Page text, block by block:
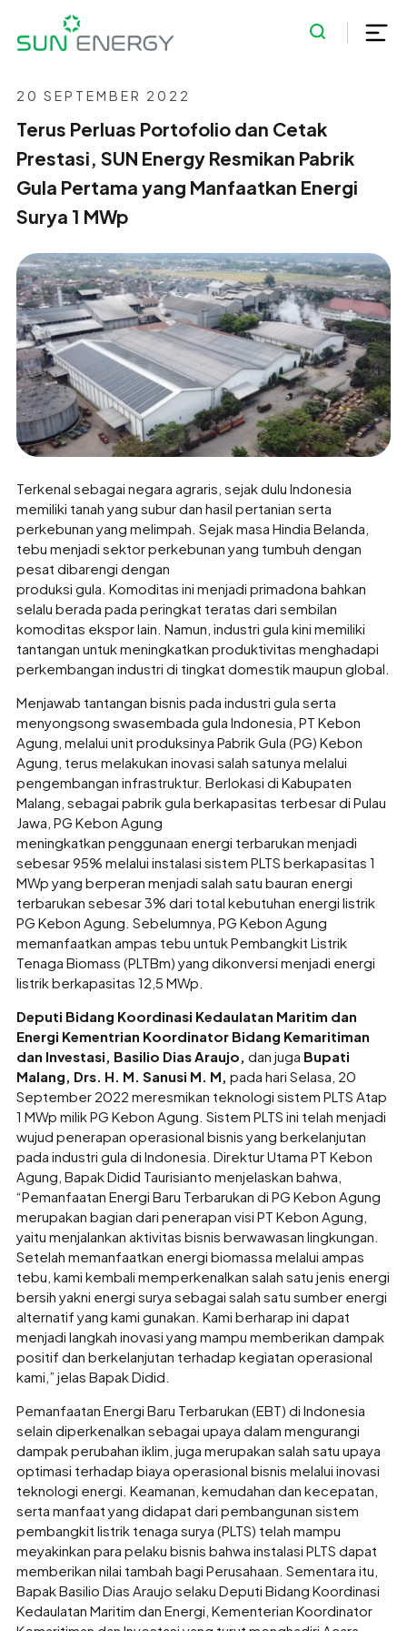
20 SEPTEMBER 2022
Terus Perluas Portofolio dan Cetak
Prestasi, SUN Energy Resmikan Pabrik
Gula Pertama yang Manfaatkan Energi
Surya 1 MWp
Terkenal sebagai negara agraris, sejak dulu Indonesia
memiliki tanah yang subur dan hasil pertanian serta
perkebunan yang melimpah. Sejak masa Hindia Belanda,
tebu menjadi sektor perkebunan yang tumbuh dengan
pesat dibarengi dengan
produksi gula. Komoditas ini menjadi primadona bahkan
selalu berada pada peringkat teratas dari sembilan
komoditas ekspor lain. Namun, industri gula kini memiliki
tantangan untuk meningkatkan produktivitas menghadapi
perkembangan industri di tingkat domestik maupun global.
Menjawab tantangan bisnis pada industri gula serta
menyongsong swasembada gula Indonesia, PT Kebon
Agung, melalui unit produksinya Pabrik Gula (PG) Kebon
Agung, terus melakukan inovasi salah satunya melalui
pengembangan infrastruktur. Berlokasi di Kabupaten
Malang, sebagai pabrik gula berkapasitas terbesar di Pulau
Jawa, PG Kebon Agung
meningkatkan penggunaan energi terbarukan menjadi
sebesar 95% melalui instalasi sistem PLTS berkapasitas 1
MWp yang berperan menjadi salah satu bauran energi
terbarukan sebesar 3% dari total kebutuhan energi listrik
PG Kebon Agung. Sebelumnya, PG Kebon Agung
memanfaatkan ampas tebu untuk Pembangkit Listrik
Tenaga Biomass (PLTBm) yang dikonversi menjadi energi
listrik berkapasitas 12,5 MWp.
Deputi Bidang Koordinasi Kedaulatan Maritim dan
Energi Kementrian Koordinator Bidang Kemaritiman
dan Investasi, Basilio Dias Araujo, dan juga Bupati
Malang, Drs. H. M. Sanusi M. M, pada hari Selasa, 20
September 2022 meresmikan teknologi sistem PLTS Atap
1 MWp milik PG Kebon Agung. Sistem PLTS ini telah menjadi
wujud penerapan operasional bisnis yang berkelanjutan
pada industri gula di Indonesia. Direktur Utama PT Kebon
Agung, Bapak Didid Taurisianto menjelaskan bahwa,
“Pemanfaatan Energi Baru Terbarukan di PG Kebon Agung
merupakan bagian dari penerapan visi PT Kebon Agung,
yaitu menjalankan aktivitas bisnis berwawasan lingkungan.
Setelah memanfaatkan energi biomassa melalui ampas
tebu, kami kembali memperkenalkan salah satu jenis energi
bersih yakni energi surya sebagai salah satu sumber energi
alternatif yang kami gunakan. Kami berharap ini dapat
menjadi langkah inovasi yang mampu memberikan dampak
positif dan berkelanjutan terhadap kegiatan operasional
kami,” jelas Bapak Didid.
Pemanfaatan Energi Baru Terbarukan (EBT) di Indonesia
selain diperkenalkan sebagai upaya dalam mengurangi
dampak perubahan iklim, juga merupakan salah satu upaya
optimasi terhadap biaya operasional bisnis melalui inovasi
teknologi energi. Keamanan, kemudahan dan kecepatan,
serta manfaat yang didapat dari pembangunan sistem
pembangkit listrik tenaga surya (PLTS) telah mampu
meyakinkan para pelaku bisnis bahwa instalasi PLTS dapat
memberikan nilai tambah bagi Perusahaan. Sementara itu,
Bapak Basilio Dias Araujo selaku Deputi Bidang Koordinasi
Kedaulatan Maritim dan Energi, Kementerian Koordinator